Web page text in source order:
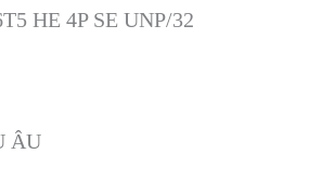
HE 4P SE UNP/32
ÂU